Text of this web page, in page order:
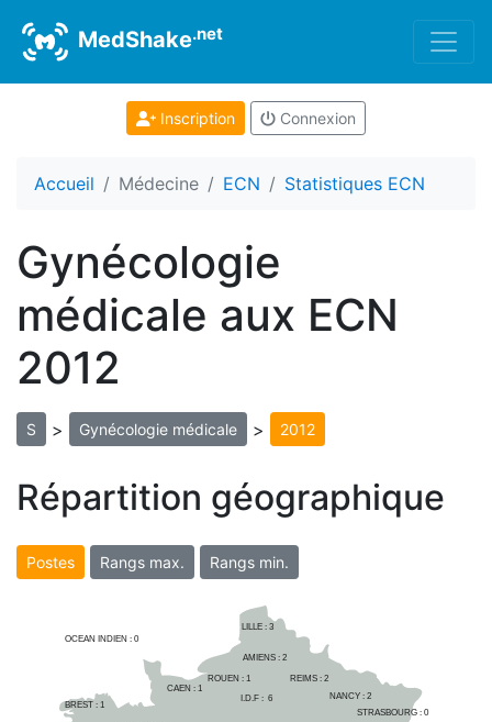
MedShake.net
Inscription Connexion
Accueil Médecine ECN Statistiques ECN
Gynécologie
médicale aux ECN
2012
S > Gynécologie médicale > 2012
Répartition géographique
Postes Rangs max. Rangs min.
AMIENS : 2
LILLE : 3
I.D.F : 6
OCEAN INDIEN : 0
BREST : 1
CAEN : 1
NANCY : 2
REIMS : 2
ROUEN : 1
STRASBOURG : 0